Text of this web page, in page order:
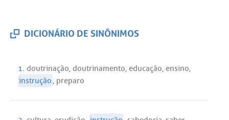
DICIONÁRIO DE SINÔNIMOS
1. doutrinação, doutrinamento, educação, ensino,
instrução, preparo